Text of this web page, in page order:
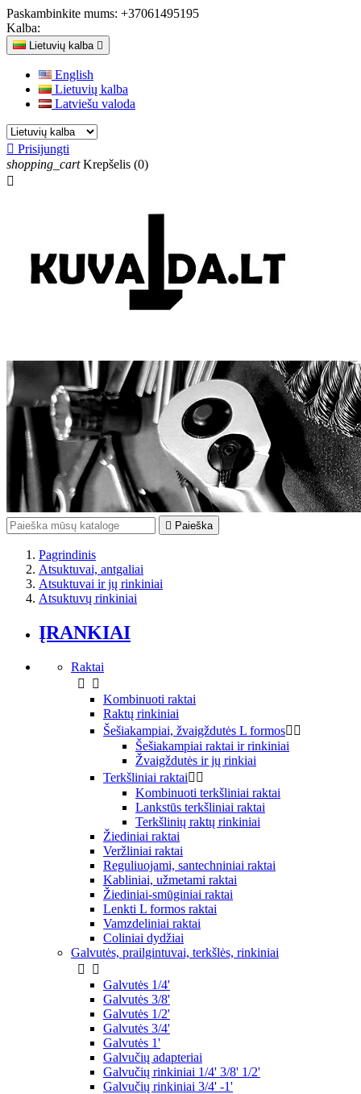
Paskambinkite mums: +37061495195
Kalba:
Lietuvių kalba 
English
Lietuvių kalba
Latviešu valoda
 Prisijungti
shopping_cart Krepšelis (0)

 Paieška
Pagrindinis
Atsuktuvai, antgaliai
Atsuktuvai ir jų rinkiniai
Atsuktuvų rinkiniai
ĮRANKIAI
Raktai


Kombinuoti raktai
Raktų rinkiniai
Šešiakampiai, žvaigždutės L formos 
Šešiakampiai raktai ir rinkiniai
Žvaigždutės ir jų rinkiai
Terkšliniai raktai 
Kombinuoti terkšliniai raktai
Lankstūs terkšliniai raktai
Terkšlinių raktų rinkiniai
Žiediniai raktai
Veržliniai raktai
Reguliuojami, santechniniai raktai
Kabliniai, užmetami raktai
Žiediniai-smūginiai raktai
Lenkti L formos raktai
Vamzdeliniai raktai
Coliniai dydžiai
Galvutės, prailgintuvai, terkšlės, rinkiniai


Galvutės 1/4'
Galvutės 3/8'
Galvutės 1/2'
Galvutės 3/4'
Galvutės 1'
Galvučių adapteriai
Galvučių rinkiniai 1/4' 3/8' 1/2'
Galvučių rinkiniai 3/4' -1'